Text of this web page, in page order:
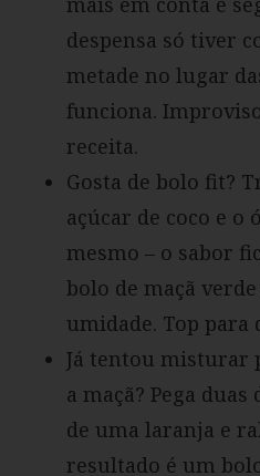
despensa só tiver
metade no lugar
funciona.
receita.
Gosta de bolo fit?
açúcar de coco e o
mesmo – o sabor
bolo de maçã
umidade. Top para
Já tentou misturar
a maçã? Pega
de uma laranja e
resultado é um